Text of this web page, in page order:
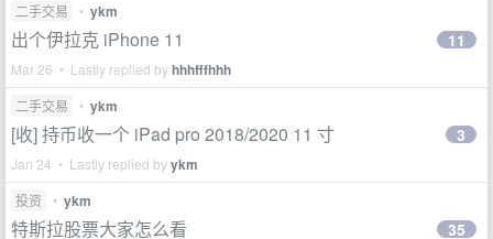
二手交易
• ykm
出个伊拉克 iPhone 11
Mar 26 • Lastly replied byhhhfffhhh
11
二手交易 • ykm
[收] 持币收一个 iPad pro 2018/2020 11 寸
Jan 24 • Lastly replied byykm
3
投资 • ykm
特斯拉股票大家怎么看 35